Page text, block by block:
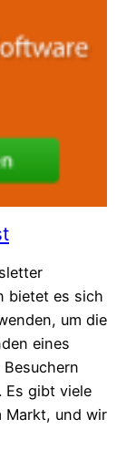
bietet es sich
um die
eines
Es gibt viele
Markt, und wir